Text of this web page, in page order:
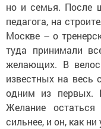
но и семья. После
педагога, на
Москве – о
туда принимали
желающих. В
известных на весь
одним из первых.
Желание
сильнее, и он, как